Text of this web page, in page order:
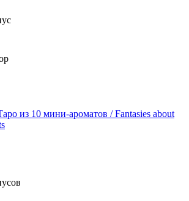
из 10 мини-ароматов / Fantasies аbout